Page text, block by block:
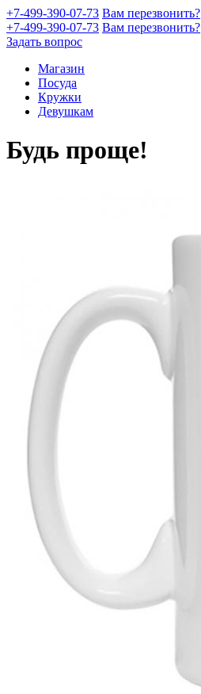
+7-499-390-07-73 Вам перезвонить?
+7-499-390-07-73 Вам перезвонить?
Задать вопрос
Магазин
Посуда
Кружки
Девушкам
Будь проще!